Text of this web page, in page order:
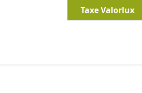
Taxe Valorlux